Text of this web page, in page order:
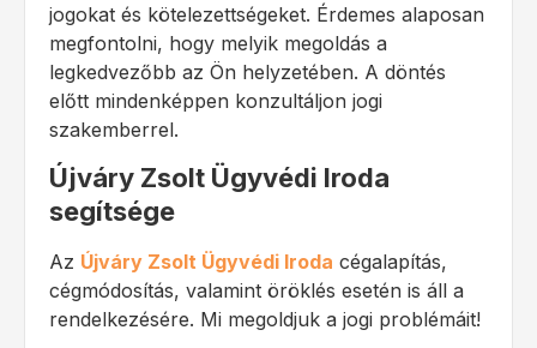
jogokat és kötelezettségeket. Érdemes alaposan
megfontolni, hogy melyik megoldás a
legkedvezőbb az Ön helyzetében. A döntés
előtt mindenképpen konzultáljon jogi
szakemberrel.
Újváry Zsolt Ügyvédi Iroda
segítsége
Az Újváry Zsolt Ügyvédi Iroda cégalapítás,
cégmódosítás, valamint öröklés esetén is áll a
rendelkezésére. Mi megoldjuk a jogi problémáit!